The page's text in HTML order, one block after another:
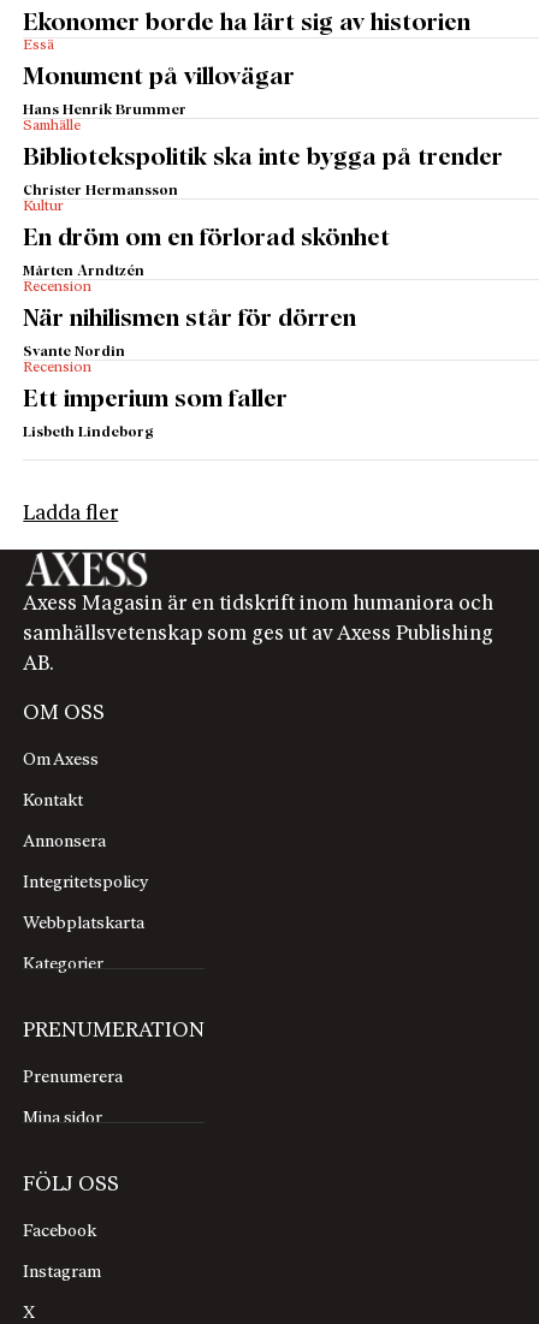
Ekonomer borde ha lärt sig av historien
Essä
Monument på villovägar
Hans Henrik Brummer
Samhälle
Bibliotekspolitik ska inte bygga på trender
Christer Hermansson
Kultur
En dröm om en förlorad skönhet
Mårten Arndtzén
Recension
När nihilismen står för dörren
Svante Nordin
Recension
Ett imperium som faller
Lisbeth Lindeborg
Ladda fler
Axess Magasin är en tidskrift inom humaniora och
samhällsvetenskap som ges ut av Axess Publishing
AB.
OM OSS
Om Axess
Kontakt
Annonsera
Integritetspolicy
Webbplatskarta
Kategorier
PRENUMERATION
Prenumerera
Mina sidor
FÖLJ OSS
Facebook
Instagram
X